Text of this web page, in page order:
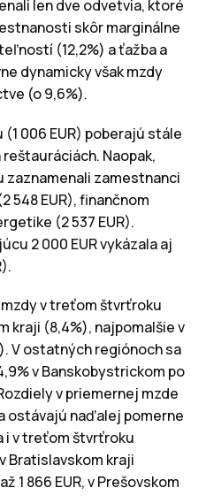
len dve odvetvia, ktoré
skôr marginálne
(12,2%) a ťažba a
dynamicky však mzdy
(o 9,6%).
006 EUR) poberajú stále
Naopak,
zaznamenali zamestnanci
548 EUR), finančnom
(2 537 EUR).
2 000 EUR vykázala aj
v treťom štvrťroku
kraji (8,4%), najpomalšie v
V ostatných regiónoch sa
v Banskobystrickom po
v priemernej mzde
ostávajú naďalej pomerne
i v treťom štvrťroku
Bratislavskom kraji
1 866 EUR, v Prešovskom